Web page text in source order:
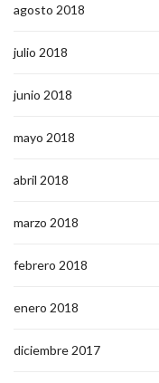
agosto 2018
julio 2018
junio 2018
mayo 2018
abril 2018
marzo 2018
febrero 2018
enero 2018
diciembre 2017